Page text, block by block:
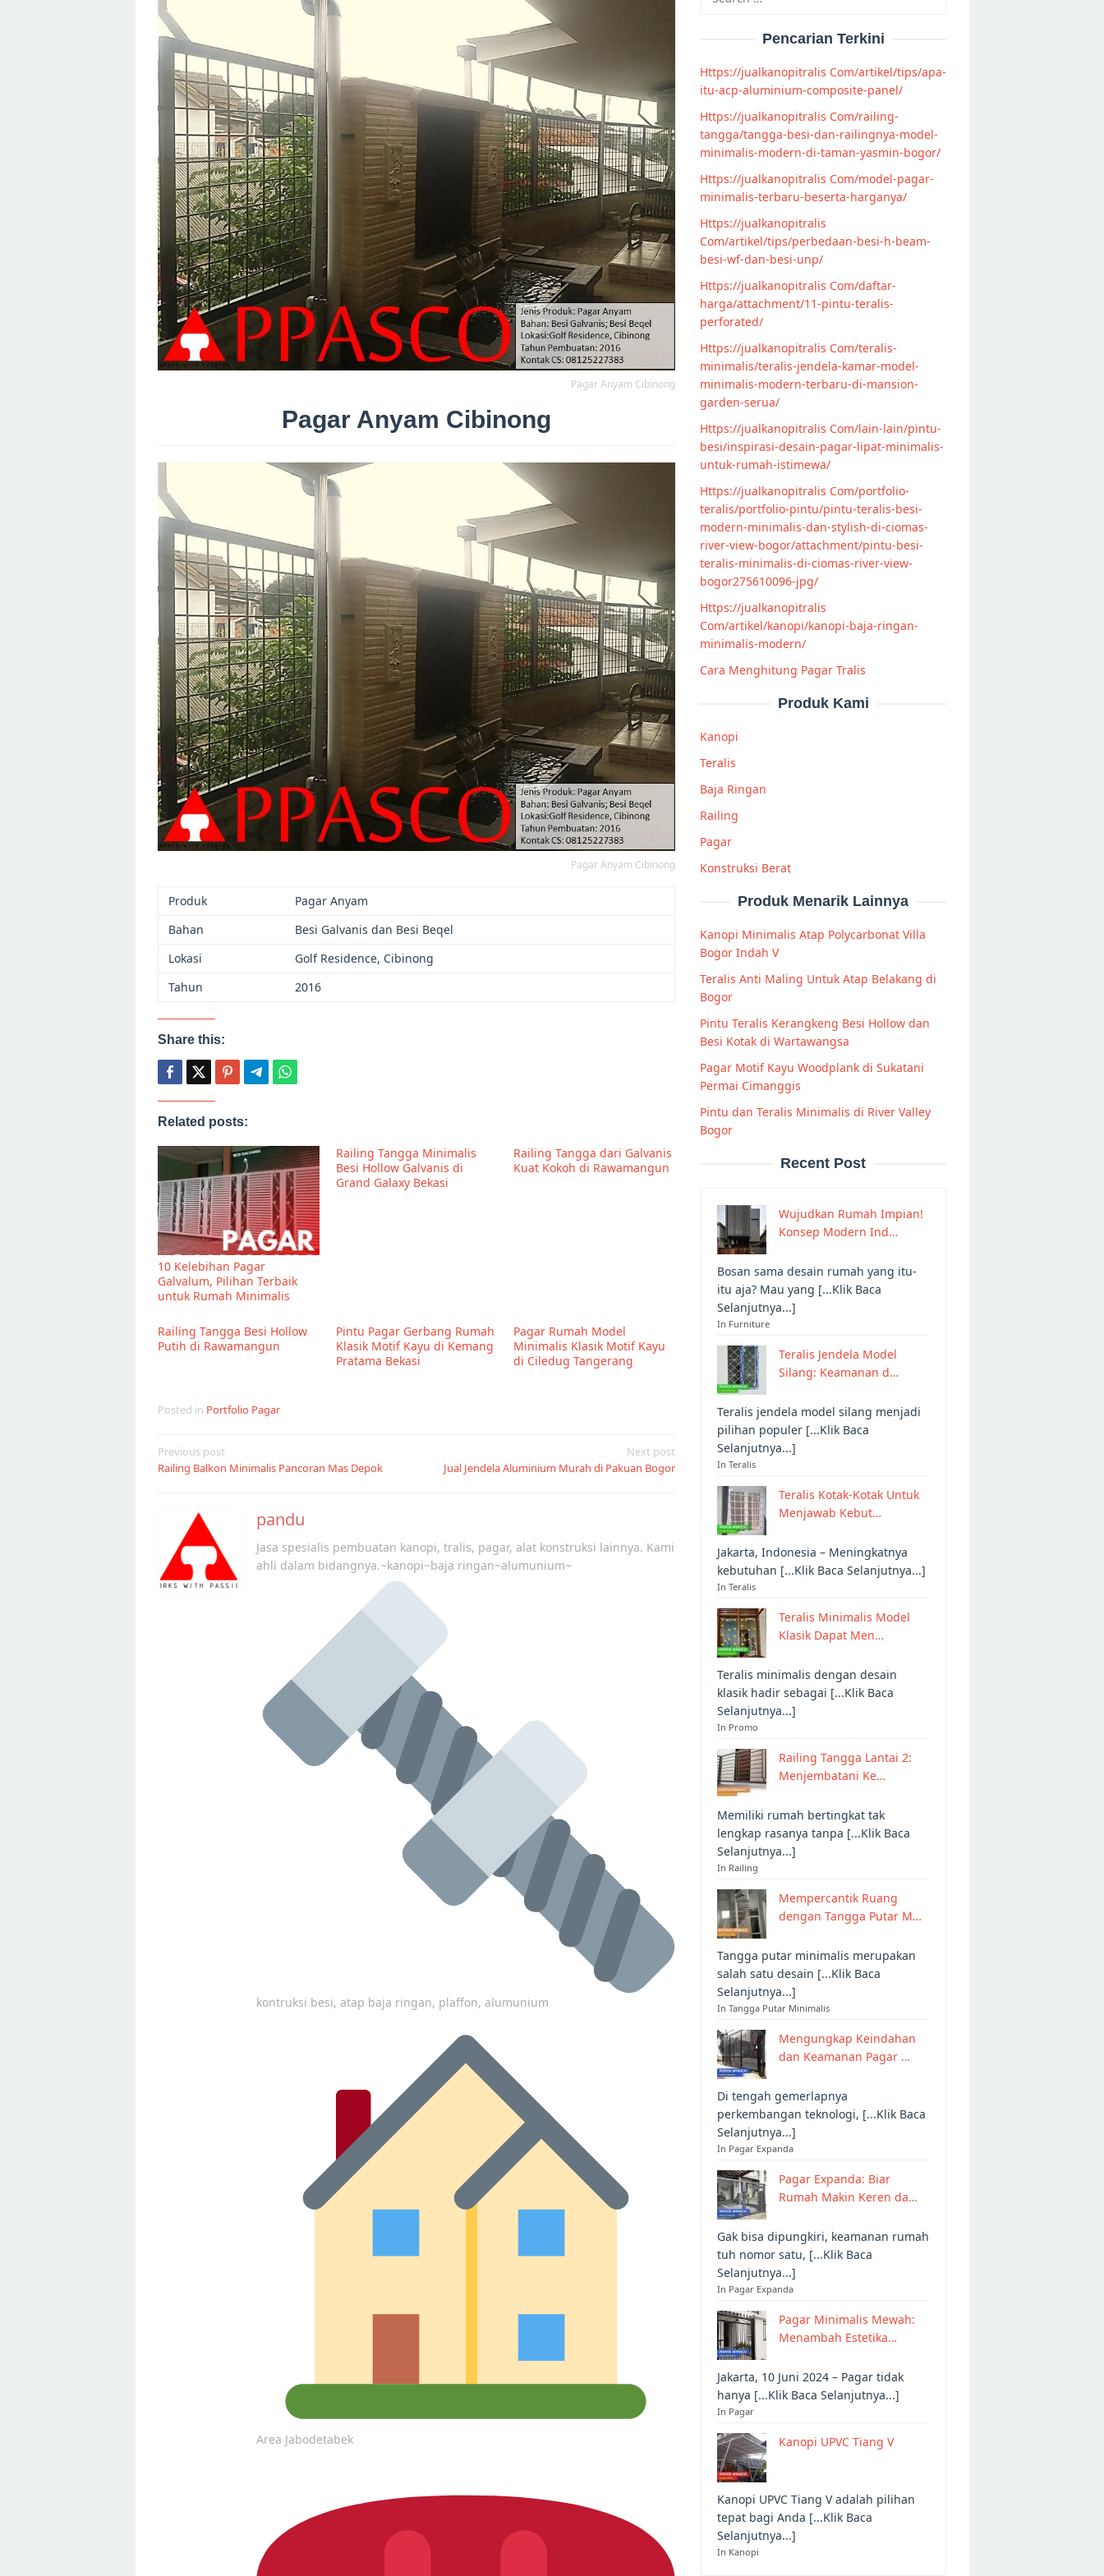
Pagar Anyam Cibinong
Pagar Anyam Cibinong
Pagar Anyam Cibinong
Produk
Pagar Anyam
Bahan
Besi Galvanis dan Besi Beqel
Lokasi
Golf Residence, Cibinong
Tahun
2016
Share this:
Related posts:
10 Kelebihan Pagar
Galvalum, Pilihan Terbaik
untuk Rumah Minimalis
Railing Tangga Minimalis
Besi Hollow Galvanis di
Grand Galaxy Bekasi
Railing Tangga dari Galvanis
Kuat Kokoh di Rawamangun
Railing Tangga Besi Hollow
Putih di Rawamangun
Pintu Pagar Gerbang Rumah
Klasik Motif Kayu di Kemang
Pratama Bekasi
Pagar Rumah Model
Minimalis Klasik Motif Kayu
di Ciledug Tangerang
Posted in Portfolio Pagar
Post
navigation
Previous post
Railing Balkon Minimalis Pancoran Mas Depok
Next post
Jual Jendela Aluminium Murah di Pakuan Bogor
pandu
Jasa spesialis pembuatan kanopi, tralis, pagar, alat konstruksi lainnya. Kami
ahli dalam bidangnya.~kanopi~baja ringan~alumunium~
kontruksi besi, atap baja ringan, plaffon, alumunium
Area Jabodetabek
for:
Pencarian Terkini
Https://jualkanopitralis Com/artikel/tips/apa-
itu-acp-aluminium-composite-panel/
Https://jualkanopitralis Com/railing-
tangga/tangga-besi-dan-railingnya-model-
minimalis-modern-di-taman-yasmin-bogor/
Https://jualkanopitralis Com/model-pagar-
minimalis-terbaru-beserta-harganya/
Https://jualkanopitralis
Com/artikel/tips/perbedaan-besi-h-beam-
besi-wf-dan-besi-unp/
Https://jualkanopitralis Com/daftar-
harga/attachment/11-pintu-teralis-
perforated/
Https://jualkanopitralis Com/teralis-
minimalis/teralis-jendela-kamar-model-
minimalis-modern-terbaru-di-mansion-
garden-serua/
Https://jualkanopitralis Com/lain-lain/pintu-
besi/inspirasi-desain-pagar-lipat-minimalis-
untuk-rumah-istimewa/
Https://jualkanopitralis Com/portfolio-
teralis/portfolio-pintu/pintu-teralis-besi-
modern-minimalis-dan-stylish-di-ciomas-
river-view-bogor/attachment/pintu-besi-
teralis-minimalis-di-ciomas-river-view-
bogor275610096-jpg/
Https://jualkanopitralis
Com/artikel/kanopi/kanopi-baja-ringan-
minimalis-modern/
Cara Menghitung Pagar Tralis
Produk Kami
Kanopi
Teralis
Baja Ringan
Railing
Pagar
Konstruksi Berat
Produk Menarik Lainnya
Kanopi Minimalis Atap Polycarbonat Villa
Bogor Indah V
Teralis Anti Maling Untuk Atap Belakang di
Bogor
Pintu Teralis Kerangkeng Besi Hollow dan
Besi Kotak di Wartawangsa
Pagar Motif Kayu Woodplank di Sukatani
Permai Cimanggis
Pintu dan Teralis Minimalis di River Valley
Bogor
Recent Post
Wujudkan Rumah Impian!
Konsep Modern Ind…
Bosan sama desain rumah yang itu-
itu aja? Mau yang [...Klik Baca
Selanjutnya...]
In Furniture
Teralis Jendela Model
Silang: Keamanan d…
Teralis jendela model silang menjadi
pilihan populer [...Klik Baca
Selanjutnya...]
In Teralis
Teralis Kotak-Kotak Untuk
Menjawab Kebut…
Jakarta, Indonesia – Meningkatnya
kebutuhan [...Klik Baca Selanjutnya...]
In Teralis
Teralis Minimalis Model
Klasik Dapat Men…
Teralis minimalis dengan desain
klasik hadir sebagai [...Klik Baca
Selanjutnya...]
In Promo
Railing Tangga Lantai 2:
Menjembatani Ke…
Memiliki rumah bertingkat tak
lengkap rasanya tanpa [...Klik Baca
Selanjutnya...]
In Railing
Mempercantik Ruang
dengan Tangga Putar M…
Tangga putar minimalis merupakan
salah satu desain [...Klik Baca
Selanjutnya...]
In Tangga Putar Minimalis
Mengungkap Keindahan
dan Keamanan Pagar …
Di tengah gemerlapnya
perkembangan teknologi, [...Klik Baca
Selanjutnya...]
In Pagar Expanda
Pagar Expanda: Biar
Rumah Makin Keren da…
Gak bisa dipungkiri, keamanan rumah
tuh nomor satu, [...Klik Baca
Selanjutnya...]
In Pagar Expanda
Pagar Minimalis Mewah:
Menambah Estetika…
Jakarta, 10 Juni 2024 – Pagar tidak
hanya [...Klik Baca Selanjutnya...]
In Pagar
Kanopi UPVC Tiang V
Kanopi UPVC Tiang V adalah pilihan
tepat bagi Anda [...Klik Baca
Selanjutnya...]
In Kanopi